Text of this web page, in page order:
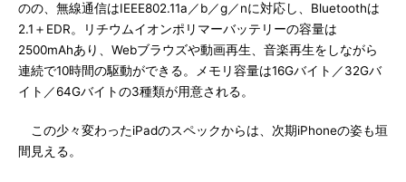
のの、無線通信はIEEE802.11a／b／g／nに対応し、Bluetoothは
2.1＋EDR。リチウムイオンポリマーバッテリーの容量は
2500mAhあり、Webブラウズや動画再生、音楽再生をしながら
連続で10時間の駆動ができる。メモリ容量は16Gバイト／32Gバ
イト／64Gバイトの3種類が用意される。
この少々変わったiPadのスペックからは、次期iPhoneの姿も垣
間見える。